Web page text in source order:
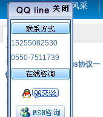
首页 企业风采
15255082530
0550-7511739
产品列表
RS485通讯modbus协议一
体化现场智能仪表
热电偶
压力式温度计